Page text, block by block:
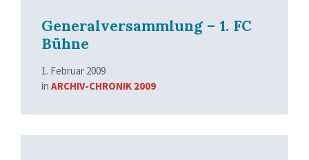
Generalversammlung – 1. FC
Bühne
1. Februar 2009
in ARCHIV-CHRONIK 2009
Read